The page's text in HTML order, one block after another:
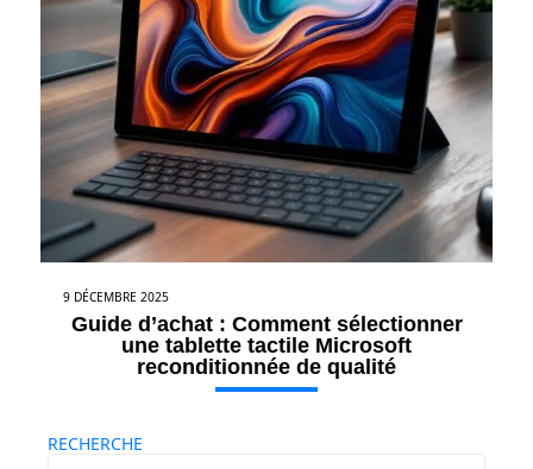
9 DÉCEMBRE 2025
Guide d’achat : Comment sélectionner
une tablette tactile Microsoft
reconditionnée de qualité
RECHERCHE